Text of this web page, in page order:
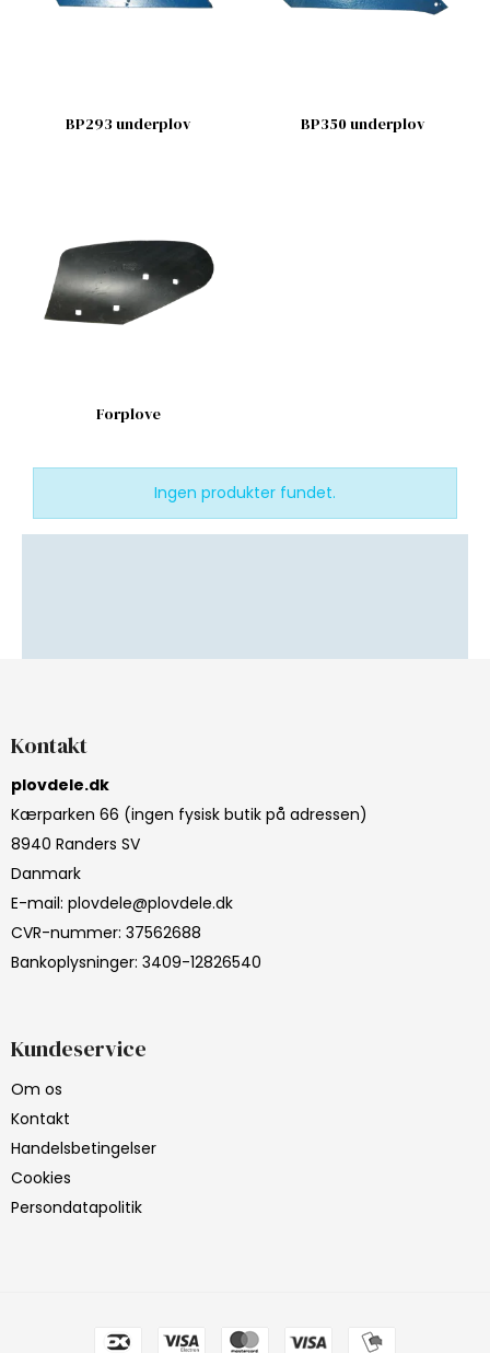
BP293 underplov BP350 underplov
Forplove
Ingen produkter fundet.
Kontakt
plovdele.dk
Kærparken 66 (ingen fysisk butik på adressen)
8940 Randers SV
Danmark
E-mail: plovdele@plovdele.dk
CVR-nummer: 37562688
Bankoplysninger: 3409-12826540
Kundeservice
Om os
Kontakt
Handelsbetingelser
Cookies
Persondatapolitik